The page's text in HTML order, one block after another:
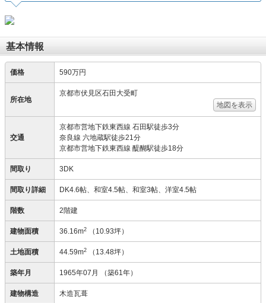
基本情報
価格 590万円
所在地
京都市伏見区石田大受町
地図を表示
交通
京都市営地下鉄東西線 石田駅徒歩3分
奈良線 六地蔵駅徒歩21分
京都市営地下鉄東西線 醍醐駅徒歩18分
間取り 3DK
間取り詳細 DK4.6帖、和室4.5帖、和室3帖、洋室4.5帖
階数 2階建
建物面積 36.16m2 （10.93坪）
土地面積 44.59m2 （13.48坪）
築年月 1965年07月 （築61年）
建物構造 木造瓦葺